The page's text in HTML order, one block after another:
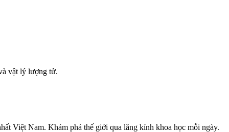
vật lý lượng tử.
Việt Nam. Khám phá thế giới qua lăng kính khoa học mỗi ngày.